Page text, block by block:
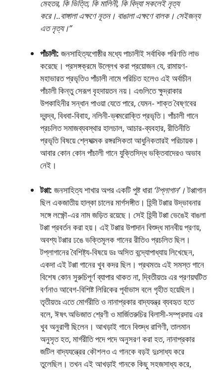
মেহতর, কি ভিত্তি, কি মালিনী, কি বিদ্যা সকলেই নৃত্য
করে।..বাঙ্গালা এক্ষণে নূতন। বাঙালা এক্ষণে বালক। সেইজন্য
এত নৃত্য।”
পাঁচালী: জনসাহিত্যগােষ্ঠীর মধ্যে পাচালীই সর্বাধিক পরিণতি লাভ
করেছে। প্রসঙ্গক্রমে উল্লেখ করা প্রয়ােজন যে, রামায়ণ-
মহাভারত প্রভৃতিও পাঁচালী নামে পরিচিত হলেও এই অর্বাচীন
পাঁচালী কিন্তু সেরূপ বৃহদায়তন নয়। এগুলিতে ক্ষুদ্রাকার
উপকাহিনীর সন্ধান পাওয়া যেতে পারে, যেমন- শাক্ত বৈষ্ণবের
দ্বন্দ্ব, বিধবা-বিবাহ, নলিনী-ভ্ৰমরােক্তি প্রভৃতি। পাঁচালী গানে
প্রচলিত সমাজব্যবস্থার হালচাল, আচার-ব্যবহার, রীতিনীতি
প্রভৃতি বিষয়ে শ্লেষাত্মক রঙ্গরসিকতা আধুনিকতারই পরিচায়ক।
আবার কোন কোন পাঁচালী গানে যুক্তিসিদ্ধ ভক্তিবাদেরও অভাব
নেই।
টপ্পা: জনসাহিত্য শাখার অপর একটি পুষ্ট ধারা‘টপ্লাগান’।টপ্পাগান
ছিল একজাতীয় হাল্কা চালের মার্গসঙ্গীত। হিন্দী টপ্পার উদ্ভাবনার
সঙ্গে লক্ষ্ণৌ-এর নাম জড়িত রয়েছে। সেই হিন্দী টপ্পা ভেঙেই বাঙলা
টপ্পা প্রবর্তন করা হয়। এই টপ্পার উপাদান বিশুদ্ধ মানবীয় প্রণয়,
অবশ্য টপ্পার ঢঙে ভক্তিমূলক গানের রীতিও প্রচলিত ছিল।
টপ্লাগানের বৈশিষ্ট্য-বিষয়ে ডঃ অসিত বন্দ্যোপাধ্যায় লিখেছেন,
একদা এই টপ্পা গানের খুব কদর ছিল। প্রথমতঃ এই সমস্ত গানে
বিশেষ কোন সুরুচিপূর্ণ ব্যাপার থাকত না, দ্বিতীয়তঃ এর প্রণয়ঘটিত
বর্ণনাও আবেগ-বিশিষ্ট লিরিকের পূর্বাভাস বলে গৃহীত হয়েছিল।
তৃতীয়তঃ এতে মাের্গরীতি ও নানাপ্রকার বাদ্যযন্ত্র ব্যবহৃত হতে
বলে, ঈষৎ অভিজাত শ্রেণী ও মার্জিতরুচির বিলাসী-সম্প্রদায় এর
খুব অনুরাগী ছিলেন। আখড়াই গানে বিশুদ্ধ রাগিণী, তালমান
অনুসৃত হত, মার্গরীতি পদে পদে অনুসরণ করা হত, নানাপ্রকার
জটিল বাদ্যযন্ত্রের কৌশলও এ গানকে বড়ই দুঃসাধ্য করে
তুলেছিল। তখন এই আখড়াই গানকে কিছু সহজসাধ্য করে,